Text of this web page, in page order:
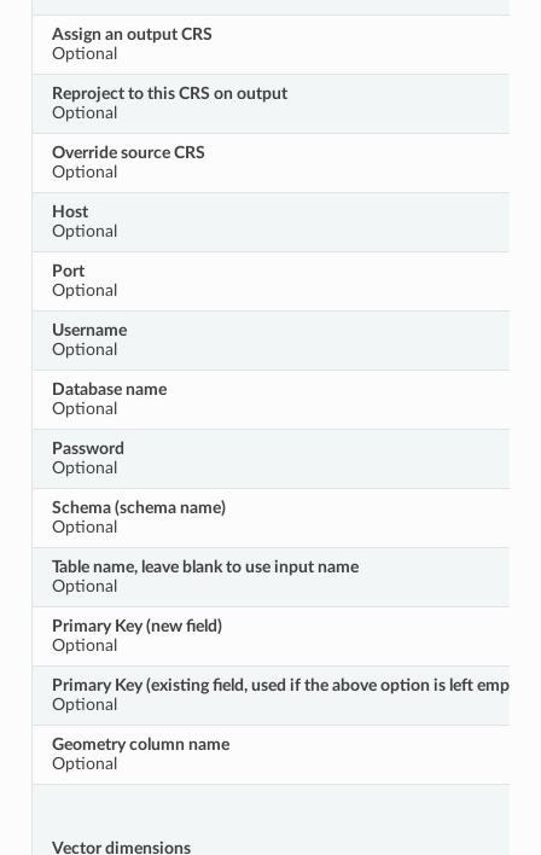
Assign an output CRS
Optional
Reproject to this CRS on output
Optional
Override source CRS
Optional
Host
Optional
Port
Optional
Username
Optional
Database name
Optional
Password
Optional
Schema (schema name)
Optional
Table name, leave blank to use input name
Optional
Primary Key (new field)
Optional
Primary Key (existing field, used if the above option is left empty)
Optional
Geometry column name
Optional
Vector dimensions